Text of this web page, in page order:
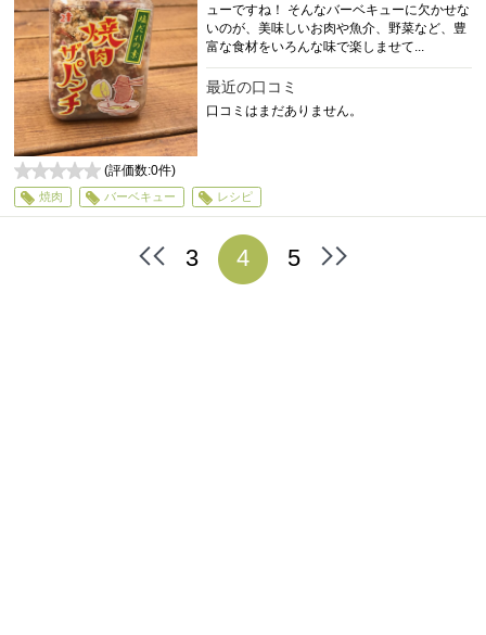
ューですね！ そんなバーベキューに欠かせな
いのが、美味しいお肉や魚介、野菜など、豊
富な食材をいろんな味で楽しませて...
最近の口コミ
口コミはまだありません。
0
(評価数:0件)
焼肉 バーベキュー レシピ
3 4
5